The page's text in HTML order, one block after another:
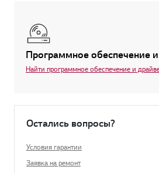
Программное обеспечение
Найти программное обеспечение и
Остались вопросы?
Условия гарантии
Заявка на ремонт